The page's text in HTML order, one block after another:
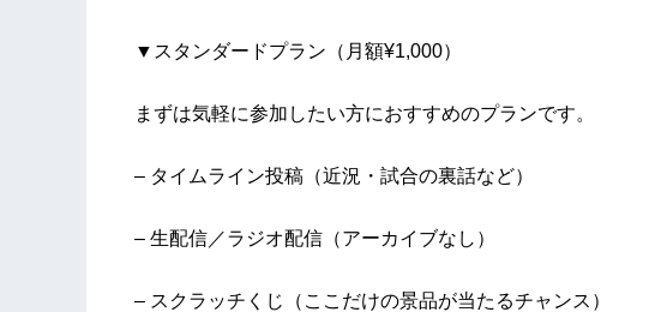
▼スタンダードプラン（月額¥1,000）
まずは気軽に参加したい方におすすめのプランです。
– タイムライン投稿（近況・試合の裏話など）
– 生配信／ラジオ配信（アーカイブなし）
– スクラッチくじ（ここだけの景品が当たるチャンス）